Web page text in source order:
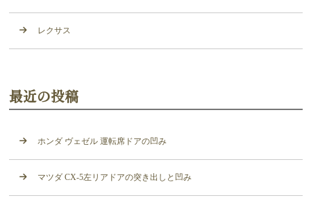
レクサス
最近の投稿
ホンダ ヴェゼル 運転席ドアの凹み
マツダ CX-5左リアドアの突き出しと凹み